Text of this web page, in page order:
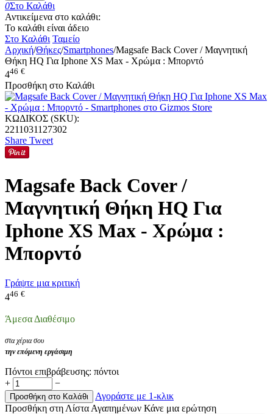
0Στο Καλάθι
Αντικείμενα στο καλάθι:
Το καλάθι είναι άδειο
Στο Καλάθι Ταμείο
Αρχική/Θήκες/Smartphones/Magsafe Back Cover / Μαγνητική
Θήκη HQ Για Iphone XS Max - Χρώμα : Μπορντό
446 €
Προσθήκη στο Καλάθι
ΚΩΔΙΚΟΣ (SKU):
2211031127302
Share Tweet
Magsafe Back Cover /
Μαγνητική Θήκη HQ Για
Iphone XS Max - Χρώμα :
Μπορντό
Γράψτε μια κριτική
446 €
Άμεσα Διαθέσιμο
στα χέρια σου
την επόμενη εργάσιμη
Πόντοι επιβράβευσης: πόντοι
+
−
Προσθήκη στο Καλάθι
Αγοράστε με 1-κλικ
Προσθήκη στη Λίστα Αγαπημένων Κάνε μια ερώτηση